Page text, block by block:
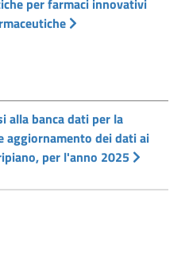
per farmaci innovativi
alla banca dati per la
aggiornamento dei dati ai
per l'anno 2025